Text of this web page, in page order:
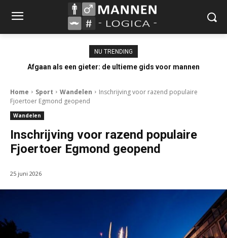
NU TRENDING
Afgaan als een gieter: de ultieme gids voor mannen
Home Sport Wandelen
Inschrijving voor razend populaire
Fjoertoer Egmond geopend
Wandelen
Inschrijving voor razend populaire
Fjoertoer Egmond geopend
25 juni 2026